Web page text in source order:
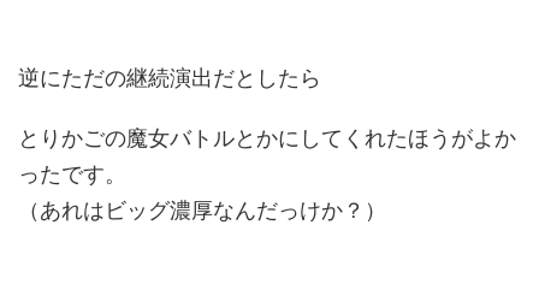
逆にただの継続演出だとしたら
とりかごの魔女バトルとかにしてくれたほうがよか
ったです。
（あれはビッグ濃厚なんだっけか？）